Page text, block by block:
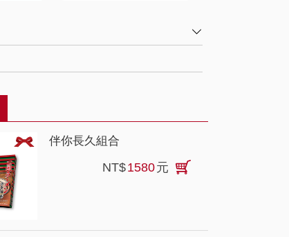
伴你長久組合
NT$1580元